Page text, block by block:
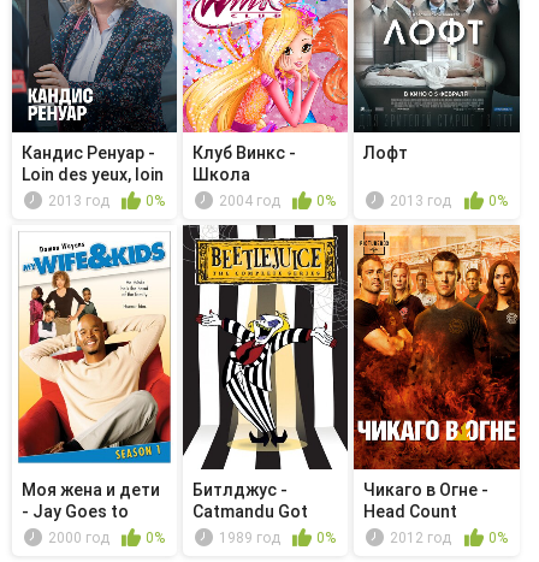
Кандис Ренуар -
Loin des yeux, loin
d... 2013 год 0%
Клуб Винкс -
Школа
волшебниц -
2004 год 0%
Лофт
2013 год 0%
Моя жена и дети
- Jay Goes to
School2000 год 0%
Битлджус -
Catmandu Got
Your Tongue
1989 год 0%
Чикаго в Огне -
Head Count
2012 год 0%